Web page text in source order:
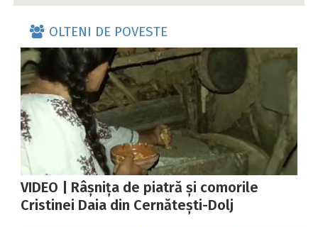
OLTENI DE POVESTE
VIDEO | Râșnița de piatră și comorile
Cristinei Daia din Cernătești-Dolj